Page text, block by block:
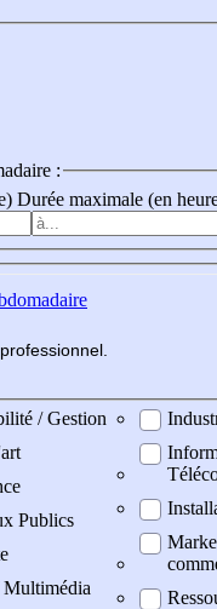
:
Durée maximale (en
fessionnel
/ Gestion
Publics